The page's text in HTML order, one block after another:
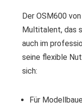
Der OSM600
Multitalent, das
auch im
seine flexible
sich:
Für